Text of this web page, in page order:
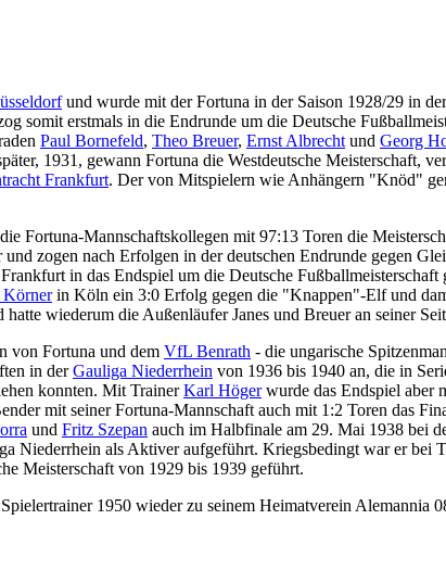
und wurde mit der Fortuna in der Saison 1928/29 in
somit erstmals in die Endrunde um die Deutsche
Paul Bornefeld, Theo Breuer, Ernst Albrecht und Georg
1931, gewann Fortuna die Westdeutsche Meisterschaft,
Frankfurt. Der von Mitspielern wie Anhängern "Knöd"
Fortuna-Mannschaftskollegen mit 97:13 Toren die
zogen nach Erfolgen in der deutschen Endrunde gegen
in das Endspiel um die Deutsche Fußballmeisterschaft
in Köln ein 3:0 Erfolg gegen die "Knappen"-Elf und
wiederum die Außenläufer Janes und Breuer an seiner
von Fortuna und dem VfL Benrath - die ungarische
in derGauliga Niederrhein von 1936 bis 1940 an, die in
konnten. Mit TrainerKarl Högerwurde das Endspiel aber
mit seiner Fortuna-Mannschaft auch mit 1:2 Toren das
und Fritz Szepan auch im Halbfinale am 29. Mai 1938 bei
Niederrhein als Aktiver aufgeführt. Kriegsbedingt war er bei
Meisterschaft von 1929 bis 1939 geführt.
1950 wieder zu seinem Heimatverein Alemannia